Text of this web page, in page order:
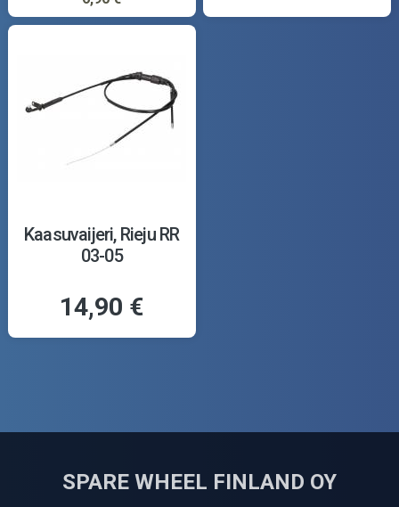
Kaasuvaijeri, Rieju RR
03-05
14,90 €
SPARE WHEEL FINLAND OY